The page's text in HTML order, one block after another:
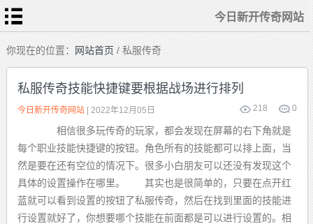
今日新开传奇网站
首
页
今
日
新
开
传
奇
网
站
热
血
传
奇
私
服
传
奇
sf
发
布
站
新
开
合
击
传
奇
你现在的位置：网站首页/ 私服传奇
私服传奇技能快捷键要根据战场进行排列
218 0
今日新开传奇网站 | 2022年12月05日
相信很多玩传奇的玩家，都会发现在屏幕的右下角就是
每个职业技能快捷键的按钮。角色所有的技能都可以排上面，当
然是要在还有空位的情况下。很多小白朋友可以还没有发现这个
具体的设置操作在哪里。 其实也是很简单的，只要在点开红
蓝就可以看到设置的按钮了私服传奇，然后在找到里面的技能进
行设置就好了，你想要哪个技能在前面都是可以进行设置的。相